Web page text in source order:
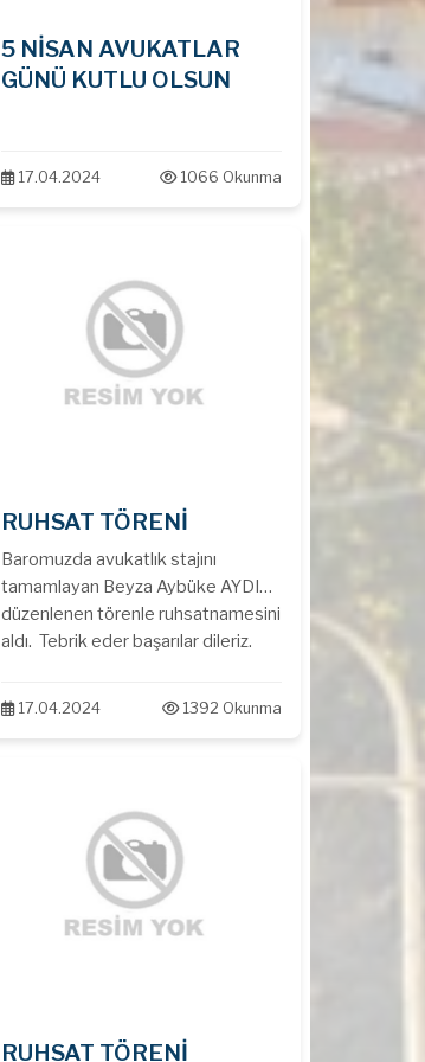
5 NİSAN AVUKATLAR
GÜNÜ KUTLU OLSUN
17.04.2024 1066 Okunma
RUHSAT TÖRENİ
Baromuzda avukatlık stajını
tamamlayan Beyza Aybüke AYDIN
düzenlenen törenle ruhsatnamesini
aldı. Tebrik eder başarılar dileriz.
17.04.2024 1392 Okunma
RUHSAT TÖRENİ